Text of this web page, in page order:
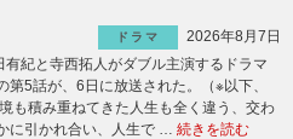
ドラマ
2026年8月7日
紀と寺西拓人がダブル主演するドラマ
第5話が、6日に放送された。（※以下、
積み重ねてきた人生も全く違う、交わ
に引かれ合い、人生で … 続きを読む